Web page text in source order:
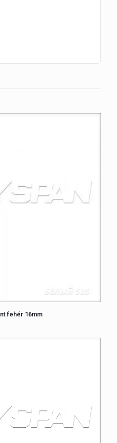
fehér 16mm